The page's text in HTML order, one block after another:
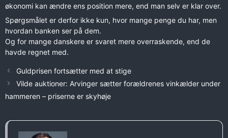
økonomi kan ændre ens position mere, end man selv er klar over.
Spørgsmålet er derfor ikke kun, hvor mange penge du har, men
hvordan banken ser på dem.
Og for mange danskere er svaret mere overraskende, end de
havde regnet med.
Guldprisen fortsætter med at stige
Vilde auktioner: Arvinger sætter forældrenes vinkælder under
hammeren – priserne er skyhøje